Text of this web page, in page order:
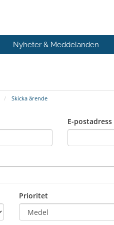
Nyheter & Meddelanden
Skicka ärende
E-postadress
Prioritet